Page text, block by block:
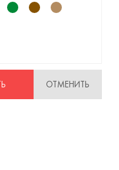
ОТМЕНИТЬ